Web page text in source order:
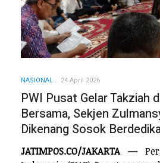
NASIONAL 24 April 2026
PWI Pusat Gelar Takziah
Bersama, Sekjen
Dikenang Sosok
JATIMPOS.CO/JAKARTA —